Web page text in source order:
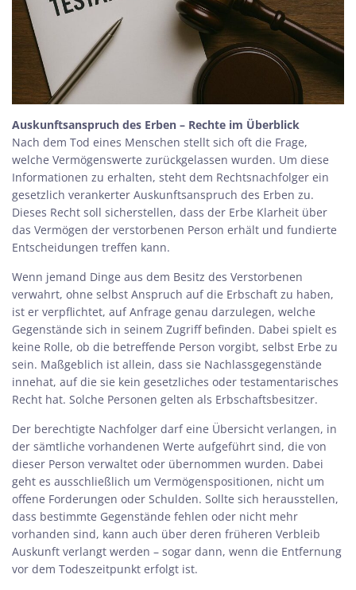
Auskunftsanspruch des Erben – Rechte im Überblick
Nach dem Tod eines Menschen stellt sich oft die Frage,
welche Vermögenswerte zurückgelassen wurden. Um diese
Informationen zu erhalten, steht dem Rechtsnachfolger ein
gesetzlich verankerter Auskunftsanspruch des Erben zu.
Dieses Recht soll sicherstellen, dass der Erbe Klarheit über
das Vermögen der verstorbenen Person erhält und fundierte
Entscheidungen treffen kann.
Wenn jemand Dinge aus dem Besitz des Verstorbenen
verwahrt, ohne selbst Anspruch auf die Erbschaft zu haben,
ist er verpflichtet, auf Anfrage genau darzulegen, welche
Gegenstände sich in seinem Zugriff befinden. Dabei spielt es
keine Rolle, ob die betreffende Person vorgibt, selbst Erbe zu
sein. Maßgeblich ist allein, dass sie Nachlassgegenstände
innehat, auf die sie kein gesetzliches oder testamentarisches
Recht hat. Solche Personen gelten als Erbschaftsbesitzer.
Der berechtigte Nachfolger darf eine Übersicht verlangen, in
der sämtliche vorhandenen Werte aufgeführt sind, die von
dieser Person verwaltet oder übernommen wurden. Dabei
geht es ausschließlich um Vermögenspositionen, nicht um
offene Forderungen oder Schulden. Sollte sich herausstellen,
dass bestimmte Gegenstände fehlen oder nicht mehr
vorhanden sind, kann auch über deren früheren Verbleib
Auskunft verlangt werden – sogar dann, wenn die Entfernung
vor dem Todeszeitpunkt erfolgt ist.